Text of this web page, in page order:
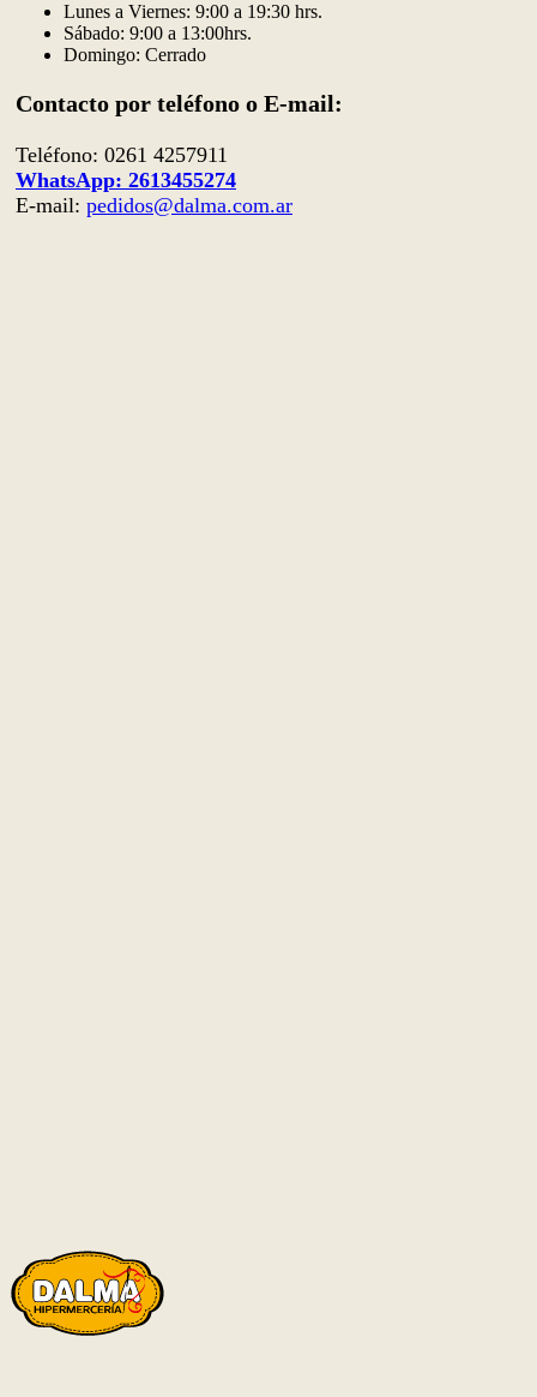
Lunes a Viernes: 9:00 a 19:30 hrs.
Sábado: 9:00 a 13:00hrs.
Domingo: Cerrado
Contacto por teléfono o E-mail:
Teléfono: 0261 4257911
WhatsApp: 2613455274
E-mail: pedidos@dalma.com.ar